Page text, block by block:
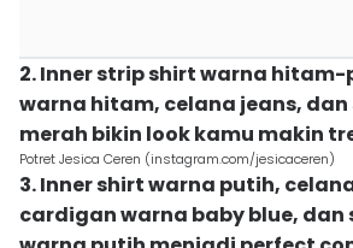
2. Inner strip shirt warna
warna hitam, celana jeans,
merah bikin look kamu makin
Potret Jesica Ceren (instagram.com/jesicaceren)
3. Inner shirt warna putih,
cardigan warna baby blue, dan